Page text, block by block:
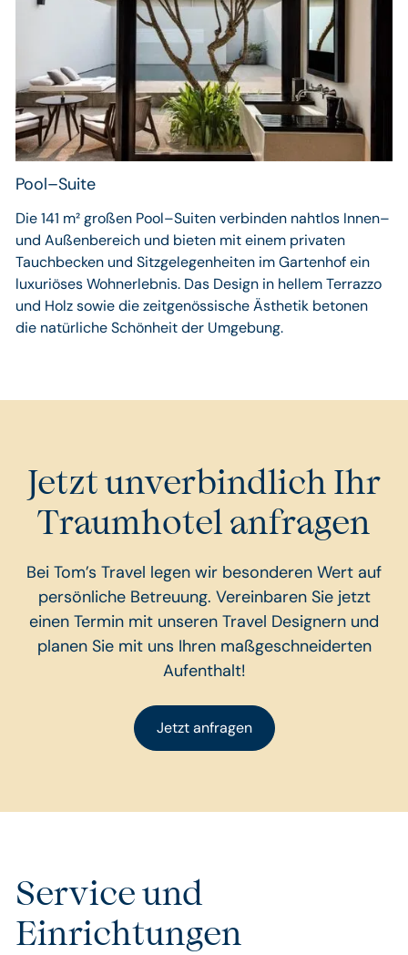
Pool–Suite
Die 141 m² großen Pool–Suiten verbinden nahtlos Innen–
und Außenbereich und bieten mit einem privaten
Tauchbecken und Sitzgelegenheiten im Gartenhof ein
luxuriöses Wohnerlebnis. Das Design in hellem Terrazzo
und Holz sowie die zeitgenössische Ästhetik betonen
die natürliche Schönheit der Umgebung.
Jetzt unverbindlich Ihr
Traumhotel anfragen
Bei Tom’s Travel legen wir besonderen Wert auf
persönliche Betreuung. Vereinbaren Sie jetzt
einen Termin mit unseren Travel Designern und
planen Sie mit uns Ihren maßgeschneiderten
Aufenthalt!
Jetzt anfragen
Service und
Einrichtungen